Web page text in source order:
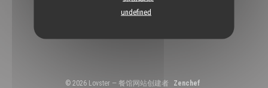
undefined
© 2026 Lovster — 餐馆网站创建者 Zenchef((在新窗口中打开))